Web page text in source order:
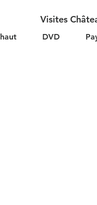
DVD
Visites